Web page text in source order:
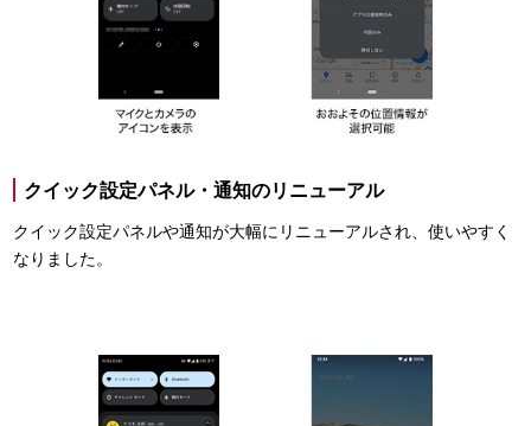
クイック設定パネル・通知のリニューアル
クイック設定パネルや通知が大幅にリニューアルされ、使いやすく
なりました。